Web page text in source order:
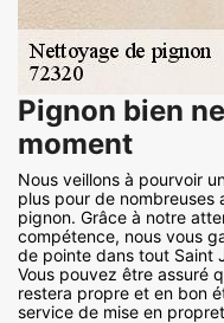
Pignon bien
moment
Nous veillons à pourvoir
plus pour de nombreuses
pignon. Grâce à notre
compétence, nous vous
de pointe dans tout Saint
Vous pouvez être assuré
restera propre et en bon
service de mise en